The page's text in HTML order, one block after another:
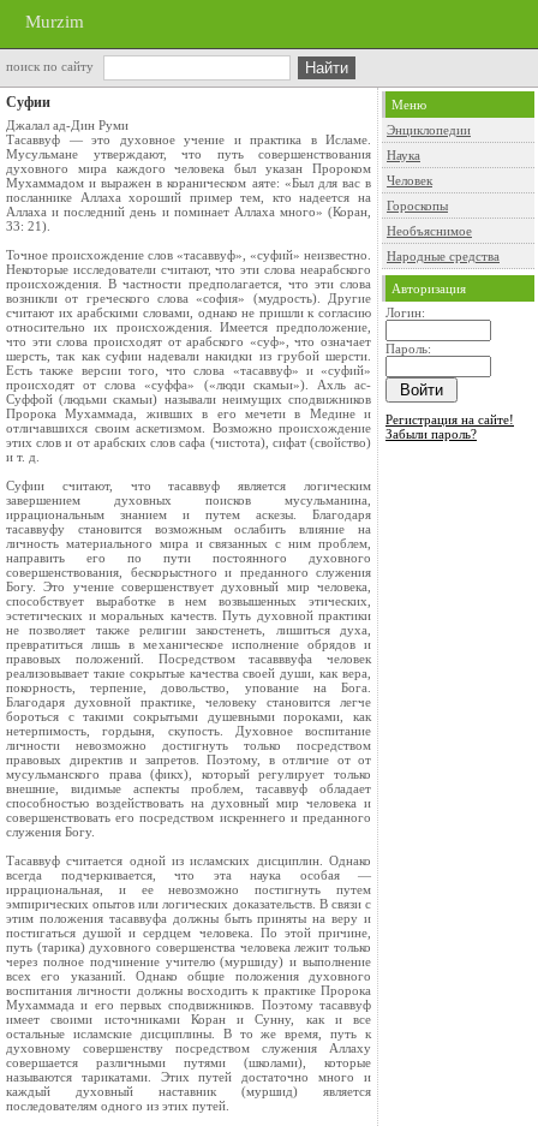
Murzim
поиск по сайту
Суфии
Джалал ад-Дин Руми
Тасаввуф — это духовное учение и практика в Исламе.
Мусульмане утверждают, что путь совершенствования
духовного мира каждого человека был указан Пророком
Мухаммадом и выражен в кораническом аяте: «Был для вас в
посланнике Аллаха хороший пример тем, кто надеется на
Аллаха и последний день и поминает Аллаха много» (Коран,
33: 21).
Точное происхождение слов «тасаввуф», «суфий» неизвестно.
Некоторые исследователи считают, что эти слова неарабского
происхождения. В частности предполагается, что эти слова
возникли от греческого слова «софия» (мудрость). Другие
считают их арабскими словами, однако не пришли к согласию
относительно их происхождения. Имеется предположение,
что эти слова происходят от арабского «суф», что означает
шерсть, так как суфии надевали накидки из грубой шерсти.
Есть также версии того, что слова «тасаввуф» и «суфий»
происходят от слова «суффа» («люди скамьи»). Ахль ас-
Суффой (людьми скамьи) называли неимущих сподвижников
Пророка Мухаммада, живших в его мечети в Медине и
отличавшихся своим аскетизмом. Возможно происхождение
этих слов и от арабских слов сафа (чистота), сифат (свойство)
и т. д.
Суфии считают, что тасаввуф является логическим
завершением духовных поисков мусульманина,
иррациональным знанием и путем аскезы. Благодаря
тасаввуфу становится возможным ослабить влияние на
личность материального мира и связанных с ним проблем,
направить его по пути постоянного духовного
совершенствования, бескорыстного и преданного служения
Богу. Это учение совершенствует духовный мир человека,
способствует выработке в нем возвышенных этических,
эстетических и моральных качеств. Путь духовной практики
не позволяет также религии закостенеть, лишиться духа,
превратиться лишь в механическое исполнение обрядов и
правовых положений. Посредством тасавввуфа человек
реализовывает такие сокрытые качества своей души, как вера,
покорность, терпение, довольство, упование на Бога.
Благодаря духовной практике, человеку становится легче
бороться с такими сокрытыми душевными пороками, как
нетерпимость, гордыня, скупость. Духовное воспитание
личности невозможно достигнуть только посредством
правовых директив и запретов. Поэтому, в отличие от от
мусульманского права (фикх), который регулирует только
внешние, видимые аспекты проблем, тасаввуф обладает
способностью воздействовать на духовный мир человека и
совершенствовать его посредством искреннего и преданного
служения Богу.
Тасаввуф считается одной из исламских дисциплин. Однако
всегда подчеркивается, что эта наука особая —
иррациональная, и ее невозможно постигнуть путем
эмпирических опытов или логических доказательств. В связи с
этим положения тасаввуфа должны быть приняты на веру и
постигаться душой и сердцем человека. По этой причине,
путь (тарика) духовного совершенства человека лежит только
через полное подчинение учителю (муршиду) и выполнение
всех его указаний. Однако общие положения духовного
воспитания личности должны восходить к практике Пророка
Мухаммада и его первых сподвижников. Поэтому тасаввуф
имеет своими источниками Коран и Сунну, как и все
остальные исламские дисциплины. В то же время, путь к
духовному совершенству посредством служения Аллаху
совершается различными путями (школами), которые
называются тарикатами. Этих путей достаточно много и
каждый духовный наставник (муршид) является
последователям одного из этих путей.
Меню
Энциклопедии
Наука
Человек
Гороскопы
Необъяснимое
Народные средства
Авторизация
Логин:
Пароль:
Регистрация на сайте!
Забыли пароль?